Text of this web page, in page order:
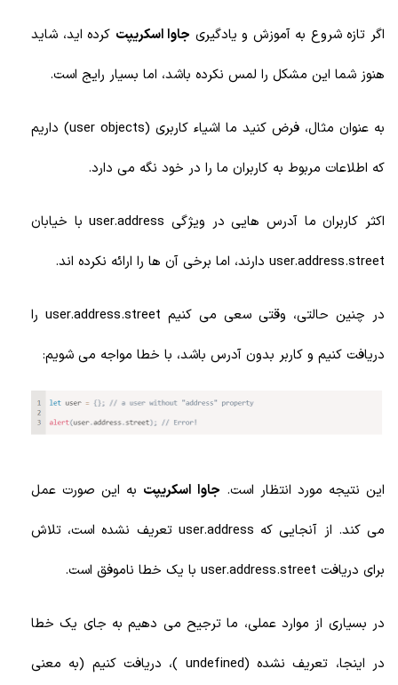
اگر تازه شروع به آموزش و یادگیری جاوا اسکریپت کرده اید، شاید
هنوز شما این مشکل را لمس نکرده باشد، اما بسیار رایج است.
به عنوان مثال، فرض کنید ما اشیاء کاربری (user objects) داریم
که اطلاعات مربوط به کاربران ما را در خود نگه می دارد.
اکثر کاربران ما آدرس هایی در ویژگی user.address با خیابان
user.address.street دارند، اما برخی آن ها را ارائه نکرده اند.
در چنین حالتی، وقتی سعی می کنیم user.address.street را
دریافت کنیم و کاربر بدون آدرس باشد، با خطا مواجه می شویم:
این نتیجه مورد انتظار است. جاوا اسکریپت به این صورت عمل
می کند. از آنجایی که user.address تعریف نشده است، تلاش
برای دریافت user.address.street با یک خطا ناموفق است.
در بسیاری از موارد عملی، ما ترجیح می دهیم به جای یک خطا
در اینجا، تعریف نشده (undefined )، دریافت کنیم (به معنی